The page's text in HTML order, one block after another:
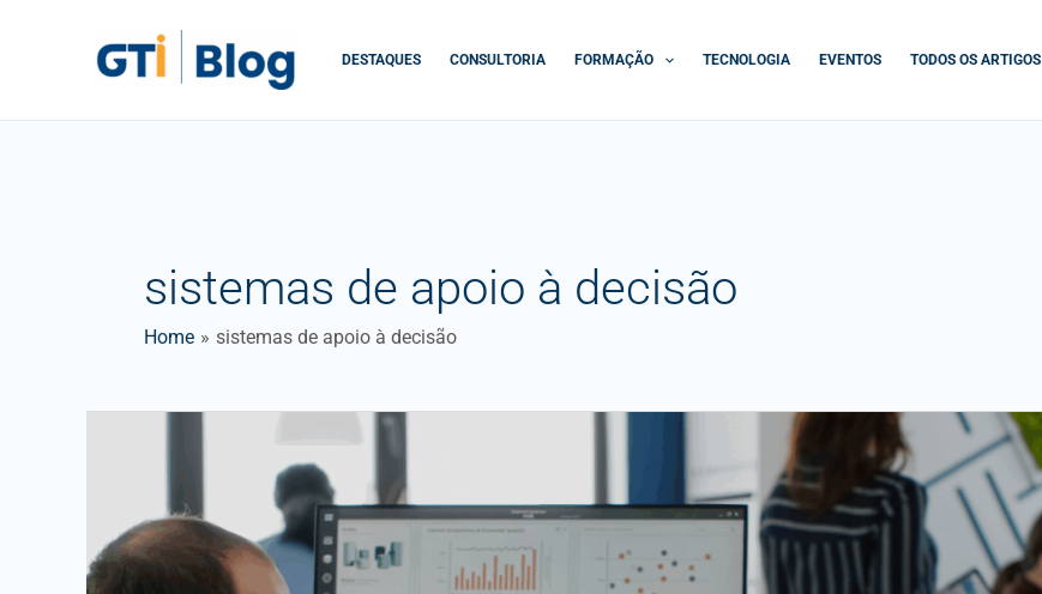
DESTAQUES CONSULTORIA FORMAÇÃO TECNOLOGIA EVENTOS TODOS OS ARTIGOS
sistemas de apoio à decisão
Home sistemas de apoio à decisão
avançada
de
dados